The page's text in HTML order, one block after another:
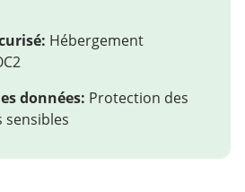
Hébergement
données: Protection des